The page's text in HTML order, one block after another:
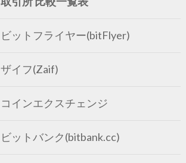
ビットフライヤー(bitFlyer)
ザイフ(Zaif)
コインエクスチェンジ
ビットバンク(bitbank.cc)